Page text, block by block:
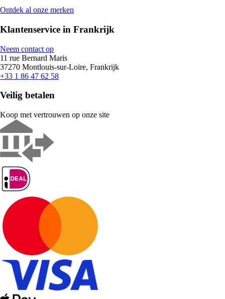
Ontdek al onze merken
Klantenservice in Frankrijk
Neem contact op
11 rue Bernard Maris
37270 Montlouis-sur-Loire, Frankrijk
+33 1 86 47 62 58
Veilig betalen
Koop met vertrouwen op onze site